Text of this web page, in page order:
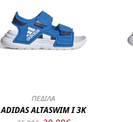
ΠΕΔΙΛΑ
ADIDAS ALTASWIM I 3K